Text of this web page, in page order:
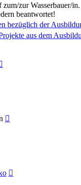
zur Wasserbauer/in.
beantwortet!
bezüglich der
aus dem